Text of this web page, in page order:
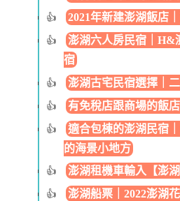
2021年新建澎湖飯店
澎湖六人房民宿｜H&
宿
澎湖古宅民宿選擇｜
有免稅店跟商場的飯
適合包棟的澎湖民宿
的海景小地方
澎湖租機車輸入【澎湖
澎湖船票｜2022澎湖